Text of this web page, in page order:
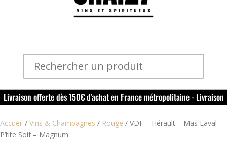
Livraison offerte dès 150€ d'achat en France métropolitaine - Livraison
offerte dans le rouillacais (16) dès 50€ d'achat
Accueil / Vins & Champagnes / Rouge / VDF – Hérault – Mas Laval –
P’tite Soif – Magnum